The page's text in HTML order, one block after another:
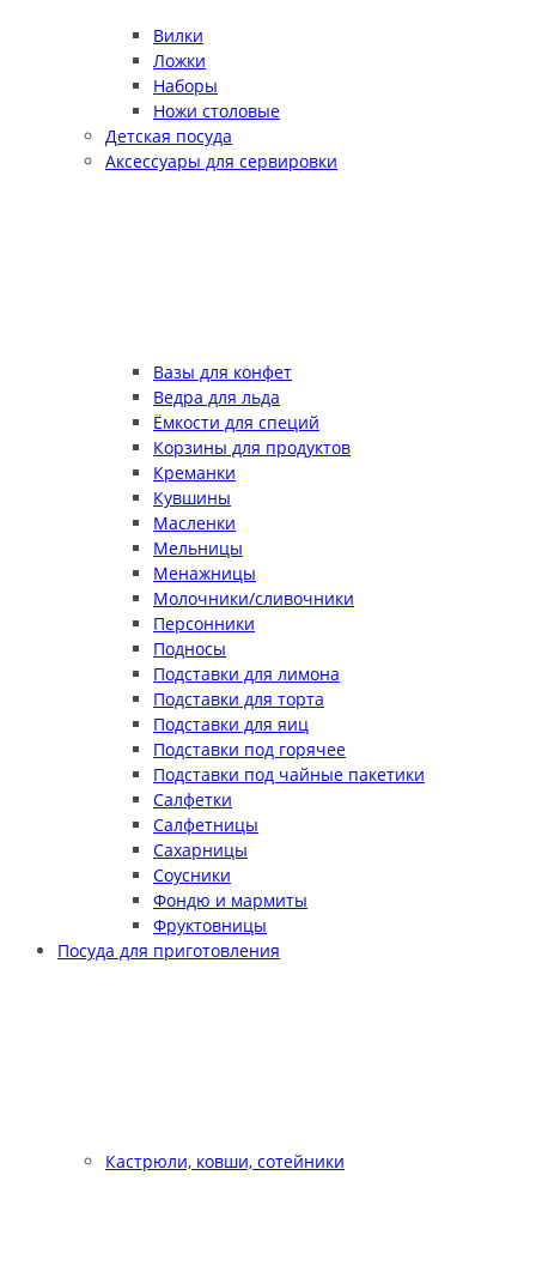
Вилки
Ложки
Наборы
Ножи столовые
Детская посуда
Аксессуары для сервировки
Вазы для конфет
Ведра для льда
Ёмкости для специй
Корзины для продуктов
Креманки
Кувшины
Масленки
Мельницы
Менажницы
Молочники/сливочники
Персонники
Подносы
Подставки для лимона
Подставки для торта
Подставки для яиц
Подставки под горячее
Подставки под чайные пакетики
Салфетки
Салфетницы
Сахарницы
Соусники
Фондю и мармиты
Фруктовницы
Посуда для приготовления
Кастрюли, ковши, сотейники